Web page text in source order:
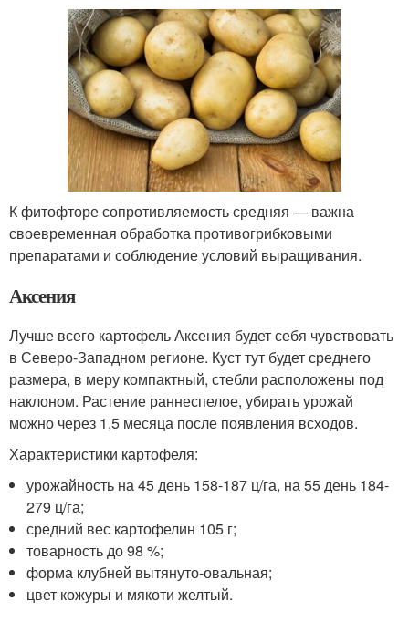
К фитофторе сопротивляемость средняя — важна
своевременная обработка противогрибковыми
препаратами и соблюдение условий выращивания.
Аксения
Лучше всего картофель Аксения будет себя чувствовать
в Северо-Западном регионе. Куст тут будет среднего
размера, в меру компактный, стебли расположены под
наклоном. Растение раннеспелое, убирать урожай
можно через 1,5 месяца после появления всходов.
Характеристики картофеля:
урожайность на 45 день 158-187 ц/га, на 55 день 184-
279 ц/га;
средний вес картофелин 105 г;
товарность до 98 %;
форма клубней вытянуто-овальная;
цвет кожуры и мякоти желтый.